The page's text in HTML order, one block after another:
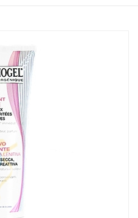
Secca 50ml